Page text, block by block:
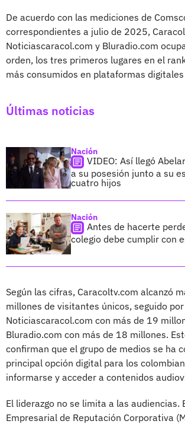
De acuerdo con las mediciones de
correspondientes a julio de 2025,
Noticiascaracol.com y Bluradio.com
orden, los tres primeros lugares en el
más consumidos en plataformas
Últimas noticias
Nación
VIDEO: Así llegó
a su posesión junto a su
cuatro hijos
Nación
Antes de hacerte
colegio debe cumplir con
Según las cifras, Caracoltv.com alcanzó
millones de visitantes únicos, seguido por
Noticiascaracol.com con más de 19
Bluradio.com con más de 18 millones.
confirman que el grupo de medios se ha
principal opción digital para los
informarse y acceder a contenidos
El liderazgo no se limita a las audiencias.
Empresarial de Reputación Corporativa